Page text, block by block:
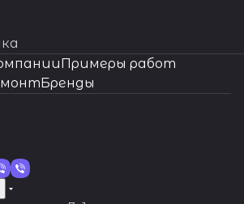
Примеры работ
Бренды